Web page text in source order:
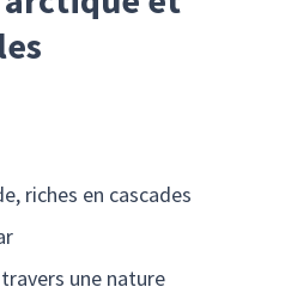
riches en cascades
une nature